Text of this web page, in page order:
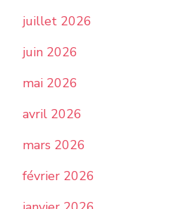
juillet 2026
juin 2026
mai 2026
avril 2026
mars 2026
février 2026